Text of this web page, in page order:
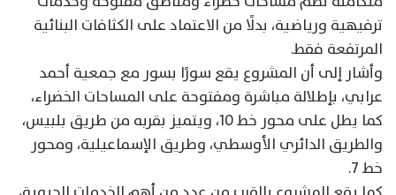
ترفيهية ورياضية، بدلًا من الاعتماد على الكثافات البنائية
المرتفعة فقط.
وأشار إلى أن المشروع يقع سورًا بسور مع جمعية أحمد
عرابي، بإطلالة مباشرة ومفتوحة على المساحات الخضراء،
كما يطل على محور خط 10، ويتميز بقربه من طريق بلبيس،
والطريق الدائري الأوسطي، وطريق الإسماعيلية، ومحور
خط 7.